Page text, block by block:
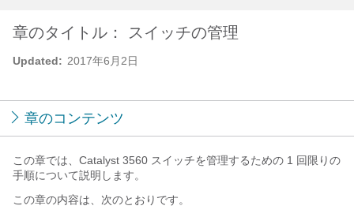
Updated: 2017年6月2日
章のタイトル： スイッチの管理
章のコンテンツ
この章では、Catalyst 3560 スイッチを管理するための 1 回限りの
手順について説明します。
この章の内容は、次のとおりです。